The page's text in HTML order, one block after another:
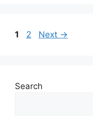
Page
1 Page
2 Next →
Search